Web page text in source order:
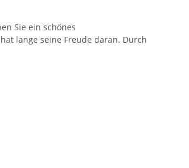
Sie ein schönes
lange seine Freude daran. Durch